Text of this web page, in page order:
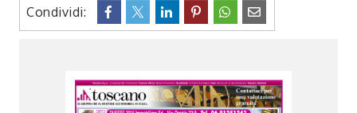
Condividi: